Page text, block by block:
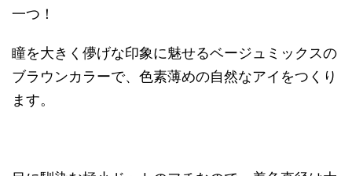
一つ！
瞳を大きく儚げな印象に魅せるベージュミックスの
ブラウンカラーで、色素薄めの自然なアイをつくり
ます。